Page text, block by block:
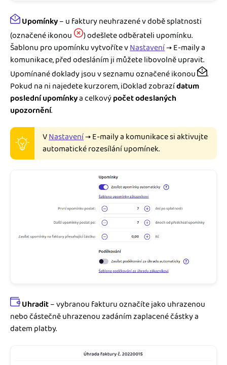
Upomínky– u faktury neuhrazené v době splatnosti
(označené ikonou
) odešlete odběrateli upomínku.
Šablonu pro upomínku vytvoříte vNastavení→ E-maily a
komunikace, před odesláním ji můžete libovolně upravit.
Upomínané doklady jsou v seznamu označené ikonou
.
Pokud na ni najedete kurzorem, iDoklad zobrazídatum
poslední upomínkya celkovýpočet odeslaných
upozornění.
VNastavení→ E-maily a komunikace si aktivujte
automatické rozesílání upomínek.
Uhradit– vybranou fakturu označíte jako uhrazenou
nebo částečně uhrazenou zadáním zaplacené částky a
datem platby.